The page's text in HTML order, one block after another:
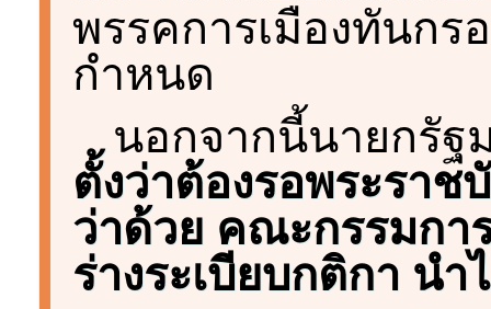
พรรคการเมืองทันกร
กำหนด
นอกจากนี้นายกรัฐ
ตั้งว่าต้องรอพระรา
ว่าด้วย คณะกรรมกา
ร่างระเบียบกติกา น